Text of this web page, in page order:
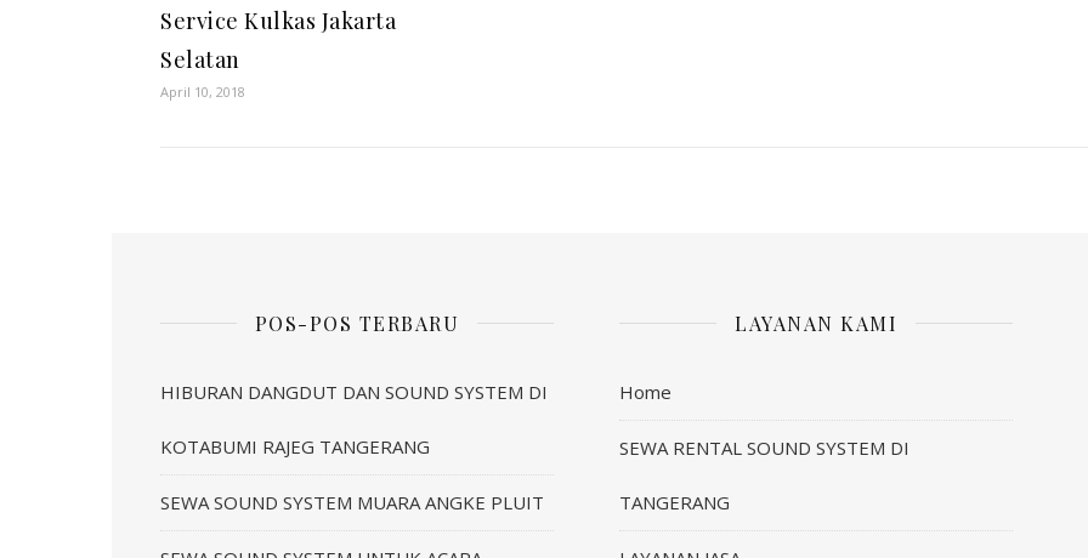
Service Kulkas Jakarta
Selatan
April 10, 2018
POS-POS TERBARU
HIBURAN DANGDUT DAN SOUND SYSTEM DI
KOTABUMI RAJEG TANGERANG
SEWA SOUND SYSTEM MUARA ANGKE PLUIT
LAYANAN KAMI
Home
SEWA RENTAL SOUND SYSTEM DI
TANGERANG